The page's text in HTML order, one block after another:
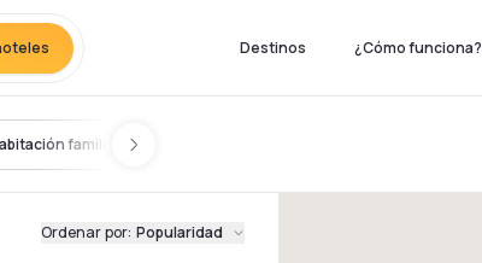
Destinos ¿Cómo funciona?
familiar
Ordenar por: Popularidad